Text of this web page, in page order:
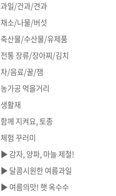
과일/건과/견과
채소/나물/버섯
축산물/수산물/유제품
전통 장류/장아찌/김치
차/음료/꿀/잼
농가공 먹을거리
생활재
함께 지켜요, 토종
체험 꾸러미
▶ 감자, 양파, 마늘 제철!
▶ 달콤시원한 여름과일
▶ 여름의맛! 햇 옥수수